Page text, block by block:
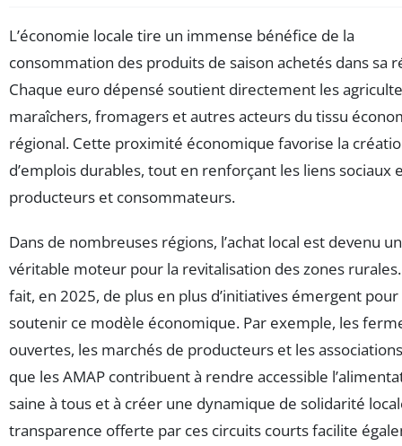
L’économie locale tire un immense bénéfice de la
consommation des produits de saison achetés dans sa
Chaque euro dépensé soutient directement les
maraîchers, fromagers et autres acteurs du tissu
régional. Cette proximité économique favorise la
d’emplois durables, tout en renforçant les liens sociaux
producteurs et consommateurs.
Dans de nombreuses régions, l’achat local est devenu un
véritable moteur pour la revitalisation des zones rurales.
fait, en 2025, de plus en plus d’initiatives émergent pour
soutenir ce modèle économique. Par exemple, les
ouvertes, les marchés de producteurs et les
que les AMAP contribuent à rendre accessible
saine à tous et à créer une dynamique de solidarité
transparence offerte par ces circuits courts facilite